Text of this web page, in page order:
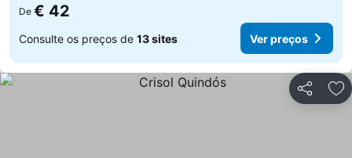
De € 42
Consulte os preços de 13 sites Ver preços
Partilhar